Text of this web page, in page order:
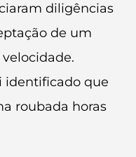
diligências
de um
identificado que
roubada horas